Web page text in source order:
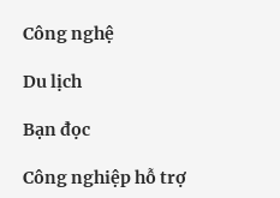
Công nghệ
Du lịch
Bạn đọc
Công nghiệp hỗ trợ